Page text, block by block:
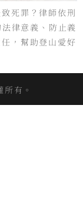
死罪？律師依刑
律意義、防止義
，幫助登山愛好
有。